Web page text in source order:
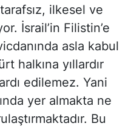
ilkesel ve
İsrail’in Filistin’e
asla kabul
halkına yıllardır
edilemez. Yani
yer almakta ne
Bu